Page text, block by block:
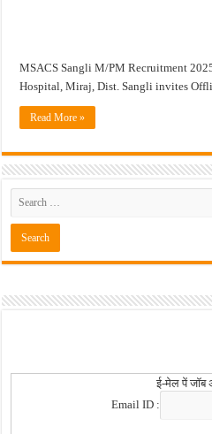
MSACS Sangli M/PM Recruitment
Hospital, Miraj, Dist. Sangli invites
Read More »
ई-मेल पें जॉब
Email ID :